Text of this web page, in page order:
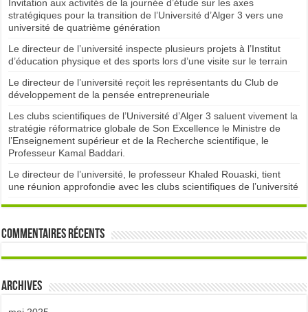
Invitation aux activités de la journée d’étude sur les axes
stratégiques pour la transition de l’Université d’Alger 3 vers une
université de quatrième génération
Le directeur de l’université inspecte plusieurs projets à l’Institut
d’éducation physique et des sports lors d’une visite sur le terrain
Le directeur de l’université reçoit les représentants du Club de
développement de la pensée entrepreneuriale
Les clubs scientifiques de l’Université d’Alger 3 saluent vivement la
stratégie réformatrice globale de Son Excellence le Ministre de
l’Enseignement supérieur et de la Recherche scientifique, le
Professeur Kamal Baddari.
Le directeur de l’université, le professeur Khaled Rouaski, tient
une réunion approfondie avec les clubs scientifiques de l’université
Commentaires récents
Archives